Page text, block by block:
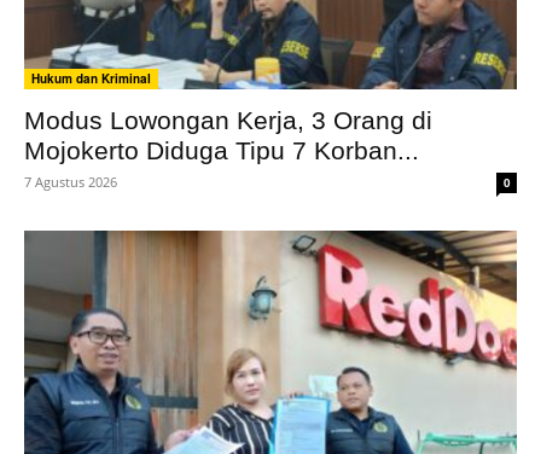
Hukum dan Kriminal
Modus Lowongan Kerja, 3 Orang di
Mojokerto Diduga Tipu 7 Korban...
7 Agustus 2026 0